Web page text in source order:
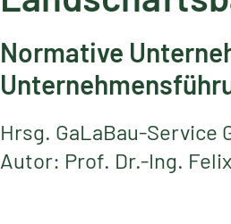
Normative
Hrsg. GaLaBau-Service
Autor: Prof. Dr.-Ing.